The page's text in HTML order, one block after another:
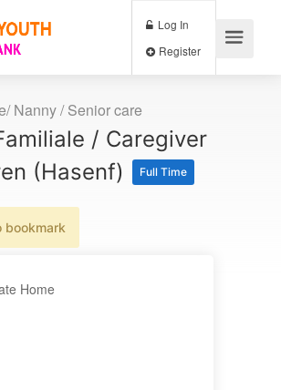
Log In
Nanny / Senior care
/ Caregiver
(Hasenf)
Full Time
bookmark